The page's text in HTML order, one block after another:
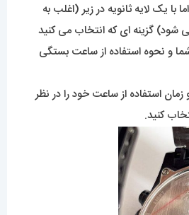
با یک لایه ثانویه در زیر (اغلب به
شود) گزینه ای که انتخاب می کنید
و نحوه استفاده از ساعت بستگی
استفاده از ساعت خود را در نظر
کنید.